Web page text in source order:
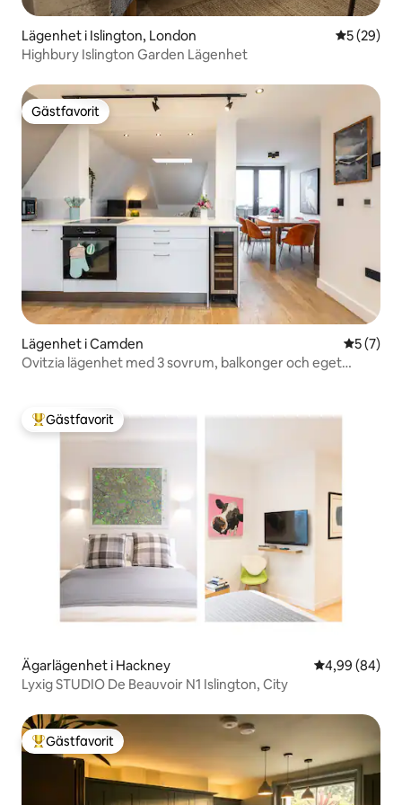
Lägenhet i Islington, London 5 av 5 i
5 (29)
Highbury Islington Garden Lägenhet
Gästfavorit
Gästfavorit
Lägenhet i Camden 5 av 5 i
5 (7)
Ovitzia lägenhet med 3 sovrum, balkonger och eget
Populär gästfavorit
Gästfavorit
Ägarlägenhet i Hackney 4,99 av 5 i
4,99 (84)
Lyxig STUDIO De Beauvoir N1 Islington, City
Populär gästfavorit
Gästfavorit